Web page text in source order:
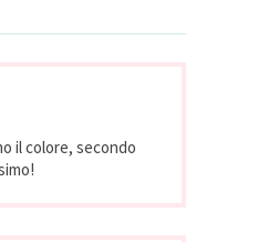
il colore, secondo